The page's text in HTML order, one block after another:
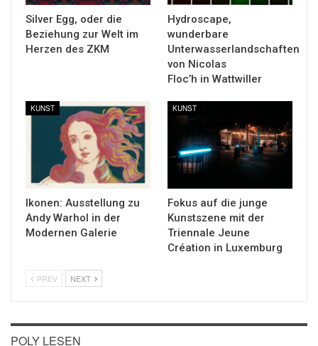
Silver Egg, oder die
Beziehung zur Welt im
Herzen des ZKM
Hydroscape,
wunderbare
Unterwasserlandschaften
von Nicolas
Floc’h in Wattwiller
KUNST
Ikonen: Ausstellung zu
Andy Warhol in der
Modernen Galerie
KUNST
Fokus auf die junge
Kunstszene mit der
Triennale Jeune
Création in Luxemburg
PREV NEXT
POLY LESEN